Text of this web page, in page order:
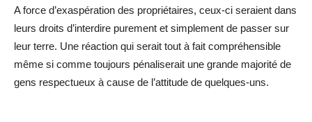
A force d’exaspération des propriétaires, ceux-ci seraient dans
leurs droits d’interdire purement et simplement de passer sur
leur terre. Une réaction qui serait tout à fait compréhensible
même si comme toujours pénaliserait une grande majorité de
gens respectueux à cause de l’attitude de quelques-uns.